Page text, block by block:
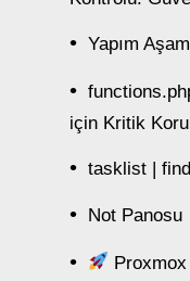
Yapım
için Kritik
tasklist |
Not Panosu